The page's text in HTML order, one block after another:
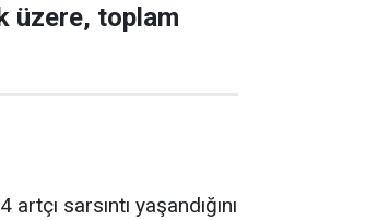
üzere, toplam
sarsıntı yaşandığını